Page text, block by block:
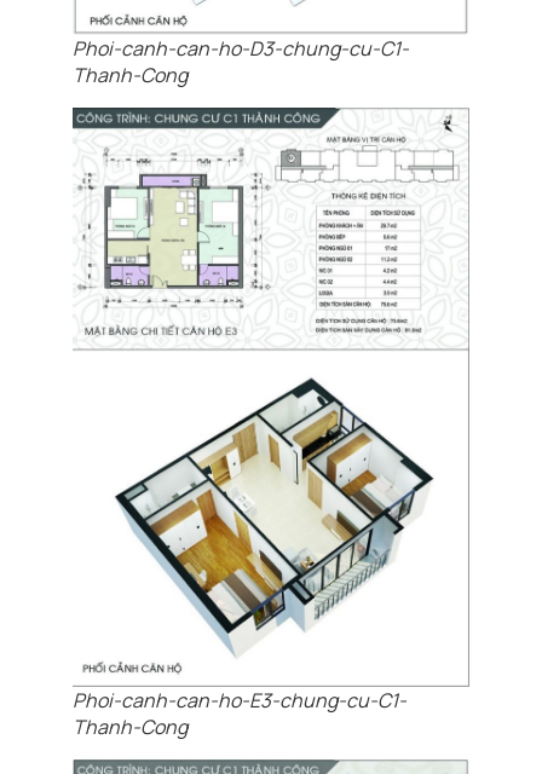
Phoi-canh-can-ho-D3-chung-cu-C1-
Thanh-Cong
Phoi-canh-can-ho-E3-chung-cu-C1-
Thanh-Cong